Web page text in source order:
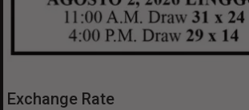
Exchange Rate